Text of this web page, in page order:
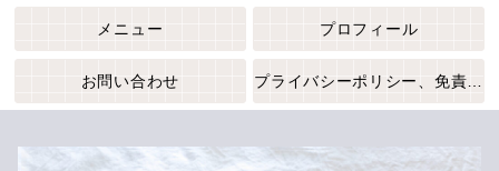
メニュー プロフィール
お問い合わせ